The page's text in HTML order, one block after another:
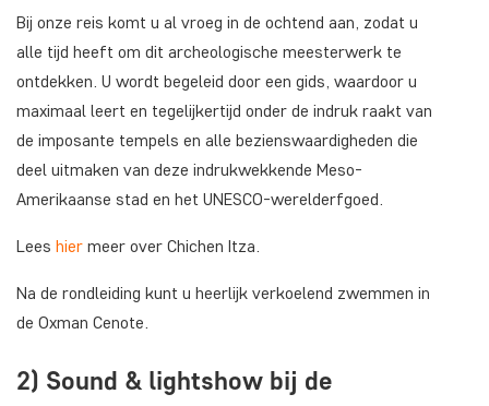
Bij onze reis komt u al vroeg in de ochtend aan, zodat u
alle tijd heeft om dit archeologische meesterwerk te
ontdekken. U wordt begeleid door een gids, waardoor u
maximaal leert en tegelijkertijd onder de indruk raakt van
de imposante tempels en alle bezienswaardigheden die
deel uitmaken van deze indrukwekkende Meso-
Amerikaanse stad en het UNESCO-werelderfgoed.
Lees hier meer over Chichen Itza.
Na de rondleiding kunt u heerlijk verkoelend zwemmen in
de Oxman Cenote.
2) Sound & lightshow bij de